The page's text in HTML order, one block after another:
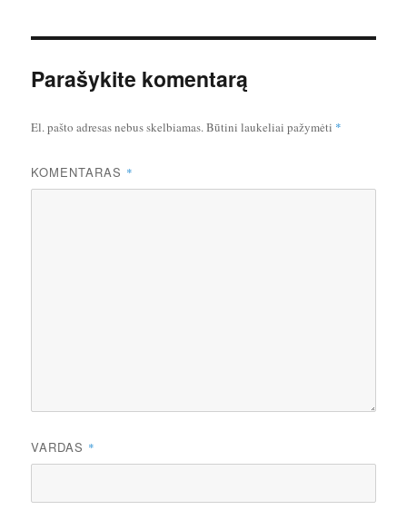
Parašykite komentarą
El. pašto adresas nebus skelbiamas.Būtini laukeliai pažymėti *
KOMENTARAS *
VARDAS *